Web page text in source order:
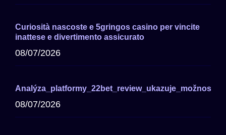
Curiosità nascoste e 5gringos casino per vincite
inattese e divertimento assicurato
08/07/2026
08/07/2026